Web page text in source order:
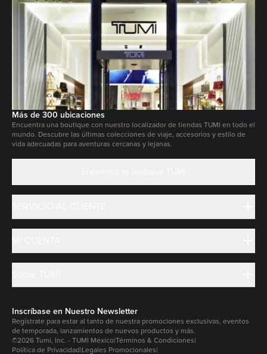
Más de 300 ubicaciones
Encuentra una boutique con nuestro localizador de tiendas TUMI en todo el
mundo. Descubre las últimas colecciones de viaje, accesorios y estilo de
vida adecuadas para aventuras cercanas y lejanas.
Inscríbase en Nuestro Newsletter
Regístrate para estar al tanto de nuestra promociones exclusivas, eventos
de temporada, lanzamientos de nuevos productos y más.
©2026 Tumi, Inc. - TUMI México|Términos & Condiciones|
Política de Privacidad|Legales Promocionales|